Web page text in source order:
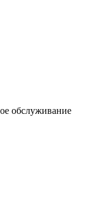
обслуживание